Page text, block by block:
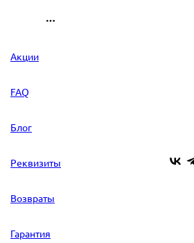
Акции
FAQ
Блог
Реквизиты
Возвраты
Гарантия